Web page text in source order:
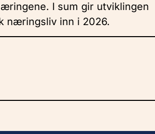
I sum gir utviklingen
næringsliv inn i 2026.